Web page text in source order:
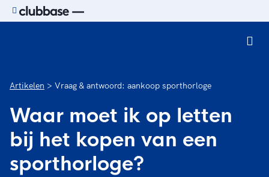
Artikelen Vraag & antwoord: aankoop sporthorloge
Waar moet ik op letten
bij het kopen van een
sporthorloge?